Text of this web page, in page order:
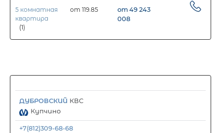
5 комнатная
квартира
(1)
от 119.85
от 49 243
008
ДУБРОВСКИЙ КВС
Купчино
+7(812)309-68-68